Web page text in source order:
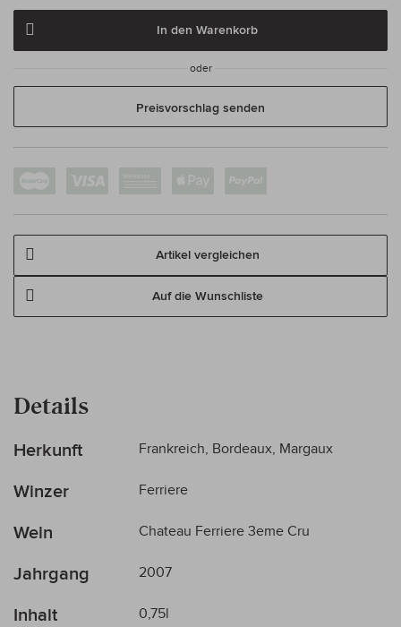
In den Warenkorb
oder
Preisvorschlag senden
Auf die Wunschliste
Artikel vergleichen
Details
Mehr
Herkunft Frankreich, Bordeaux, Margaux
Winzer Ferriere
Wein Chateau Ferriere 3eme Cru
Jahrgang 2007
Inhalt 0,75l